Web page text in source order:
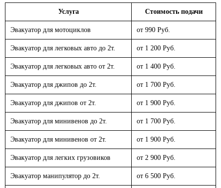
Услуга Стоимость подачи
Эвакуатор для мотоциклов от 990 Руб.
Эвакуатор для легковых авто до 2т. от 1 200 Руб.
Эвакуатор для легковых авто от 2т. от 1 400 Руб.
Эвакуатор для джипов до 2т. от 1 700 Руб.
Эвакуатор для джипов от 2т. от 1 900 Руб.
Эвакуатор для минивенов до 2т. от 1 700 Руб.
Эвакуатор для минивенов от 2т. от 1 900 Руб.
Эвакуатор для легких грузовиков от 2 900 Руб.
Эвакуатор манипулятор до 2т. от 6 500 Руб.